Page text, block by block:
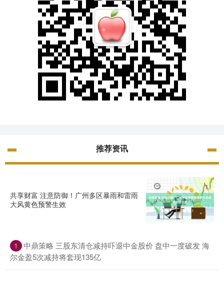
推荐资讯
共享财富 注意防御！广州多区暴雨和雷雨
大风黄色预警生效
1
中鼎策略 三股东清仓减持吓退中金股价 盘中一度破发 海
尔金盈5次减持将套现135亿